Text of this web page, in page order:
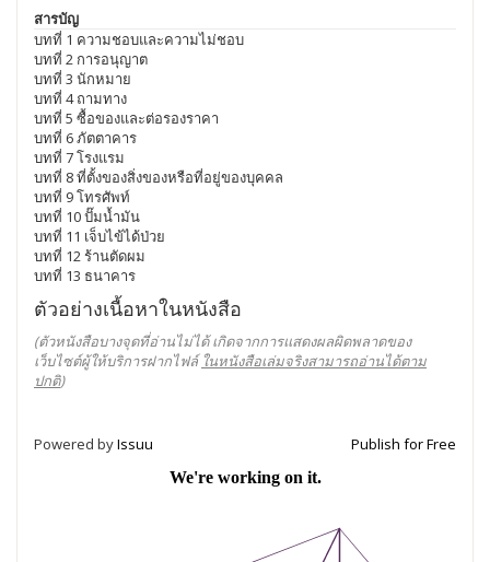
สารบัญ
บทที่ 1 ความชอบและความไม่ชอบ
บทที่ 2 การอนุญาต
บทที่ 3 นักหมาย
บทที่ 4 ถามทาง
บทที่ 5 ซื้อของและต่อรองราคา
บทที่ 6 ภัตตาคาร
บทที่ 7 โรงแรม
บทที่ 8 ที่ตั้งของสิ่งของหรือที่อยู่ของบุคคล
บทที่ 9 โทรศัพท์
บทที่ 10 ปั๊มน้ำมัน
บทที่ 11 เจ็บไข้ได้ป่วย
บทที่ 12 ร้านตัดผม
บทที่ 13 ธนาคาร
ตัวอย่างเนื้อหาในหนังสือ
(ตัวหนังสือบางจุดที่อ่านไม่ได้ เกิดจากการแสดงผลผิดพลาดของ
เว็บไซต์ผู้ให้บริการฝากไฟล์ ในหนังสือเล่มจริงสามารถอ่านได้ตาม
ปกติ)
Powered byIssuu Publish for Free